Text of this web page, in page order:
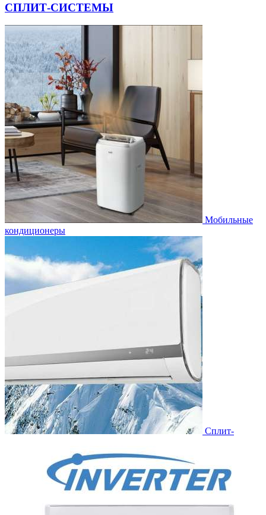
СПЛИТ-СИСТЕМЫ
Мобильные
кондиционеры
Сплит-